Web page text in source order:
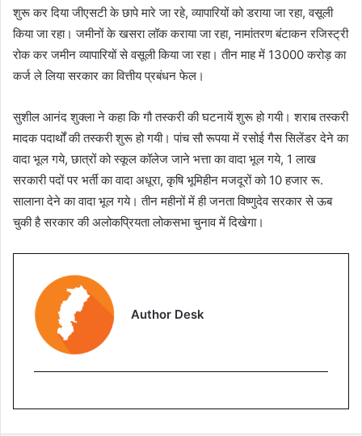
शुरू कर दिया जीएसटी के छापे मारे जा रहे, व्यापारियों को डराया जा रहा, वसूली
किया जा रहा। जमीनों के खसरा लॉक कराया जा रहा, नामांतरण बंटाकन रजिस्ट्री
रोक कर जमीन व्यापारियों से वसूली किया जा रहा। तीन माह में 13000 करोड़ का
कर्ज ले लिया सरकार का वित्तीय प्रबंधन फेल।
सुशील आनंद शुक्ला ने कहा कि गौ तस्करी की घटनायें शुरू हो गयी। शराब तस्करी
मादक पदार्थों की तस्करी शुरू हो गयी। पांच सौ रूपया में रसोई गैस सिलेंडर देने का
वादा भूल गये, छात्रों को स्कूल कॉलेज जाने भत्ता का वादा भूल गये, 1 लाख
सरकारी पदों पर भर्ती का वादा अधूरा, कृषि भूमिहीन मजदूरों को 10 हजार रू.
सालाना देने का वादा भूल गये। तीन महीनों में ही जनता विष्णुदेव सरकार से ऊब
चुकी है सरकार की अलोकप्रियता लोकसभा चुनाव में दिखेगा।
Author Desk